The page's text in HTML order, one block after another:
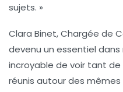
sujets. »
Clara Binet, Chargée de
devenu un essentiel dans
incroyable de voir tant de
réunis autour des